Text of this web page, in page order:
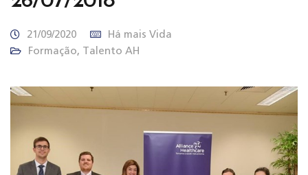
21/09/2020
Há mais Vida
Formação, Talento AH